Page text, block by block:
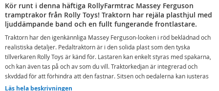
Kör runt i denna häftiga RollyFarmtrac Massey Ferguson
tramptrakor från Rolly Toys! Traktorn har rejäla plasthjul med
ljuddämpande band och en fullt fungerande frontlastare.
Traktorn har den igenkännliga Massey Ferguson-looken i röd beklädnad och
realistiska detaljer. Pedaltraktorn är i den solida plast som den tyska
tillverkaren Rolly Toys är känd för. Lastaren kan enkelt styras med spakarna,
och kan även tas på och av som du vill. Traktorkedjan är integrerad och
skyddad för att förhindra att den fastnar. Sitsen och pedalerna kan justeras
så att barnet når pedalerna, och huven kan öppnas för mer realistisk lek.
Läs hela beskrivningen